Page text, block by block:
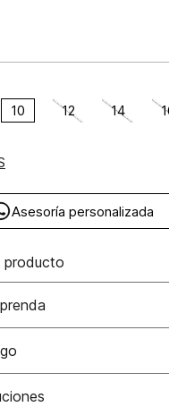
10 12 14
Asesoría personalizada
producto
algodón/cotton
/ ni exprimir. el
Visa, Dinners, Master Card